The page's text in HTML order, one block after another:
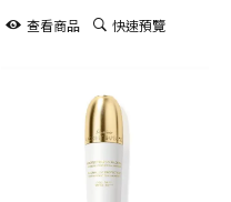
查看商品 快速預覽